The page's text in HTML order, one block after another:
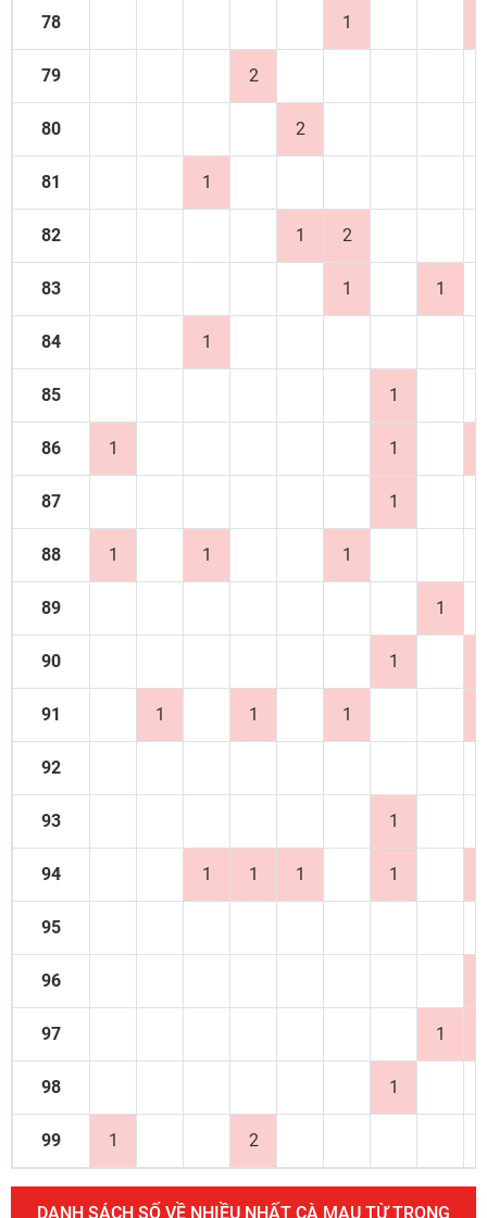
78 1
79 2
80 2
81 1
82 1 2
83 1 1
84 1
85 1
86 1 1
87 1
88 1 1 1
89 1
90 1
91 1 1 1
92
93 1
94 1 1 1 1
95
96
97 1
98 1
99 1 2
DANH SÁCH SỐ VỀ NHIỀU NHẤT CÀ MAU TỪ TRONG